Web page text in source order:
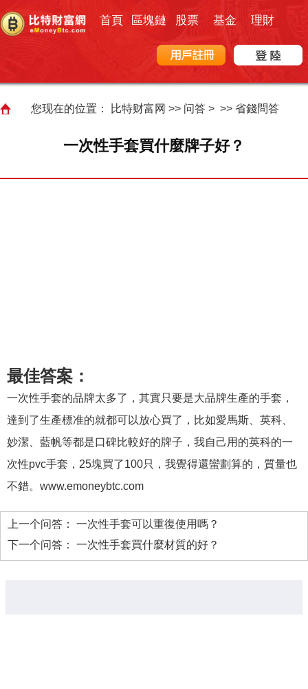
首頁 區塊鏈 股票 基金 理財
您现在的位置： 比特财富网 >> 问答> >> 省錢問答
一次性手套買什麼牌子好？
最佳答案：
一次性手套的品牌太多了，其實只要是大品牌生產的手套，
達到了生產標准的就都可以放心買了，比如愛馬斯、英科、
妙潔、藍帆等都是口碑比較好的牌子，我自己用的英科的一
次性pvc手套，25塊買了100只，我覺得還蠻劃算的，質量也
不錯。www.emoneybtc.com
上一个问答： 一次性手套可以重復使用嗎？
下一个问答： 一次性手套買什麼材質的好？